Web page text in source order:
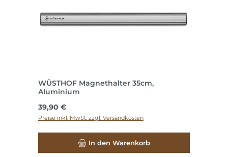
WÜSTHOF Magnethalter 35cm,
Aluminium
Regulärer Preis:
39,90 €
Preise inkl. MwSt. zzgl. Versandkosten
In den Warenkorb